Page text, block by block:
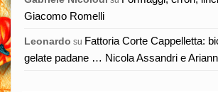
Giacomo Romelli
Leonardo su Fattoria Corte Cappelletta:
gelate padane … Nicola Assandri e